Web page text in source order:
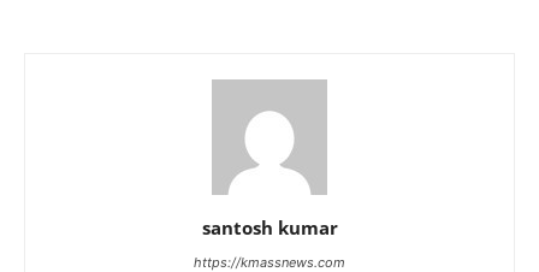
santosh kumar
https://kmassnews.com